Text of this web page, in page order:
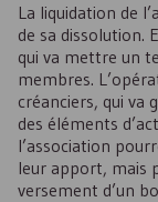
La liquidation de
de sa dissolution.
qui va mettre un
membres.
créanciers, qui va
des éléments
l’association
leur apport, mais
versement d’un